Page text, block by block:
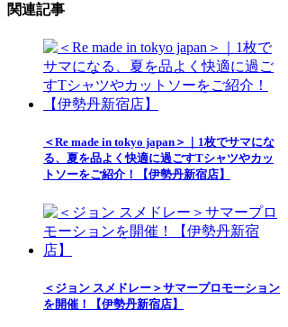
関連記事
＜Re made in tokyo japan＞｜1枚でサマにな
る、夏を品よく快適に過ごすTシャツやカッ
トソーをご紹介！【伊勢丹新宿店】
＜ジョン スメドレー＞サマープロモーション
を開催！【伊勢丹新宿店】